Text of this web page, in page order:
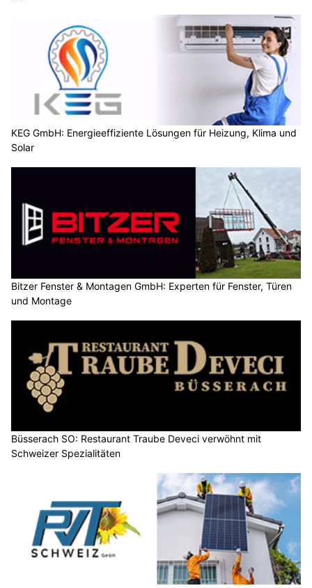
KEG GmbH: Energieeffiziente Lösungen für Heizung, Klima und
Solar
Bitzer Fenster & Montagen GmbH: Experten für Fenster, Türen
und Montage
Büsserach SO: Restaurant Traube Deveci verwöhnt mit
Schweizer Spezialitäten